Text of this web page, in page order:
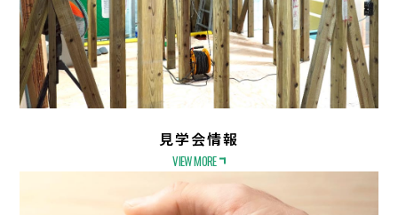
見学会情報
VIEW MORE